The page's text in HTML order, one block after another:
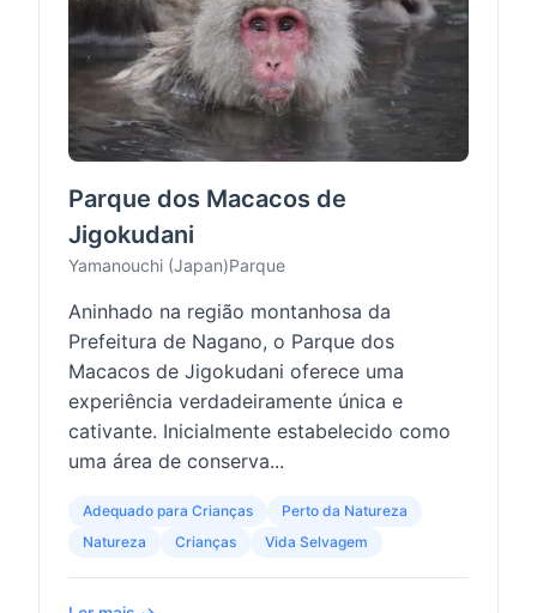
Parque dos Macacos de
Jigokudani
Yamanouchi (Japan)Parque
Aninhado na região montanhosa da
Prefeitura de Nagano, o Parque dos
Macacos de Jigokudani oferece uma
experiência verdadeiramente única e
cativante. Inicialmente estabelecido como
uma área de conserva...
Adequado para Crianças
Perto da Natureza
Natureza
Crianças Vida Selvagem